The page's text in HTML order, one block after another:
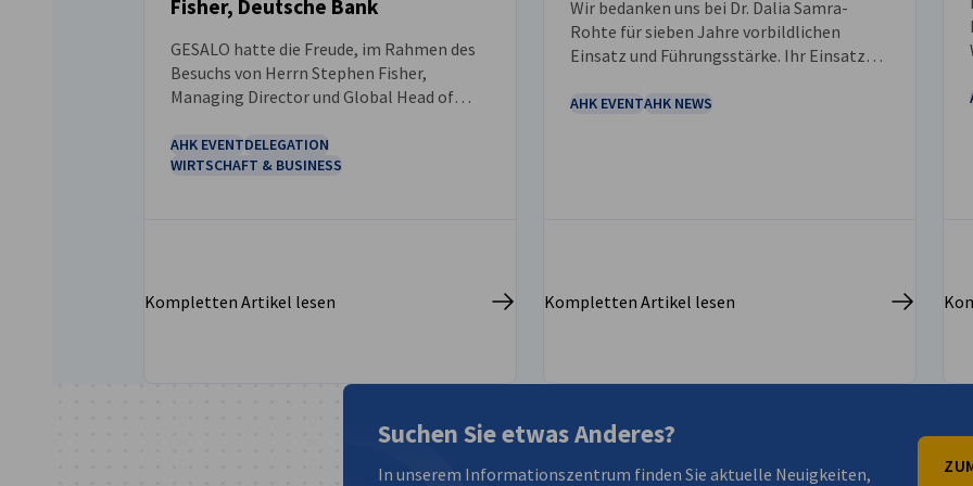
Fisher, Deutsche Bank
GESALO hatte die Freude, im Rahmen des
Besuchs von Herrn Stephen Fisher,
Managing Director und Global Head of
Bank, einen exklusiven CEO Roundtable
auszurichten.
AHK EVENTDELEGATION
WIRTSCHAFT & BUSINESS
Kompletten Artikel lesen
Wir bedanken uns bei Dr. Dalia Samra-
Rohte für sieben Jahre vorbildlichen
Einsatz und Führungsstärke. Ihr Einsatz
Zusammenarbeit gefördert und einen
AHK EVENTAHK NEWS
Kompletten Artikel lesen
Suchen Sie etwas Anderes?
In unserem Informationszentrum finden Sie aktuelle Neuigkeiten,